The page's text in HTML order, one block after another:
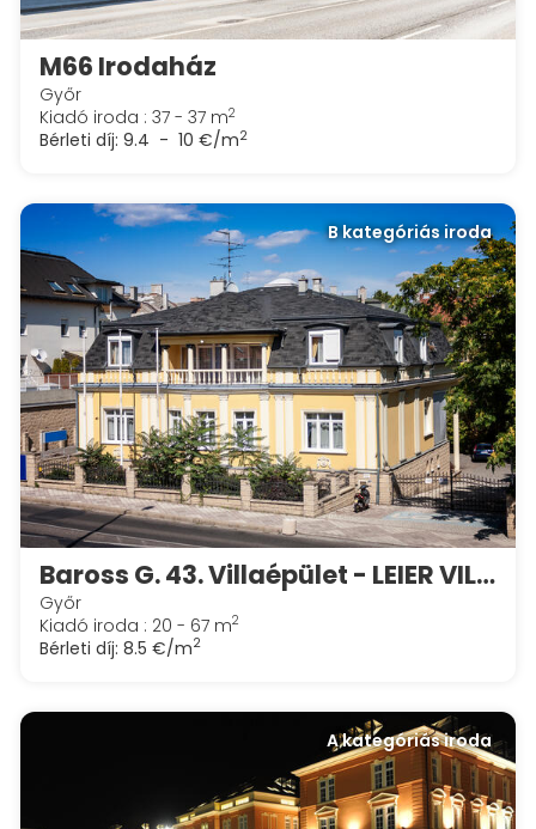
M66 Irodaház
Győr
Kiadó iroda : 37 - 37 m2
Bérleti díj: 9.4 - 10 €/m2
B kategóriás iroda
Baross G. 43. Villaépület - LEIER VILLA
Győr
Kiadó iroda : 20 - 67 m2
Bérleti díj: 8.5 €/m2
A kategóriás iroda